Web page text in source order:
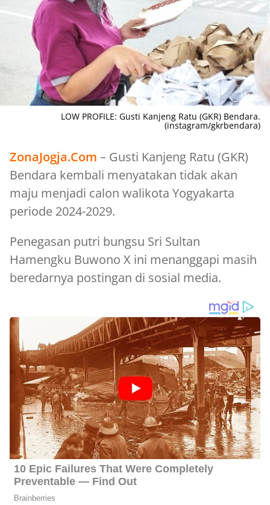
LOW PROFILE: Gusti Kanjeng Ratu (GKR) Bendara.
(instagram/gkrbendara)
ZonaJogja.Com – Gusti Kanjeng Ratu (GKR)
Bendara kembali menyatakan tidak akan
maju menjadi calon walikota Yogyakarta
periode 2024-2029.
Penegasan putri bungsu Sri Sultan
Hamengku Buwono X ini menanggapi masih
beredarnya postingan di sosial media.